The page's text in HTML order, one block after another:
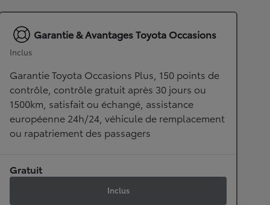
Garantie & Avantages Toyota Occasions
Inclus
Garantie Toyota Occasions Plus, 150 points de
contrôle, contrôle gratuit après 30 jours ou
1500km, satisfait ou échangé, assistance
européenne 24h/24, véhicule de remplacement
ou rapatriement des passagers
Gratuit
Inclus